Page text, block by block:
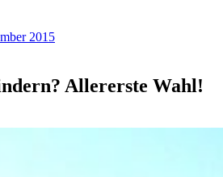
2015
Allererste Wahl!